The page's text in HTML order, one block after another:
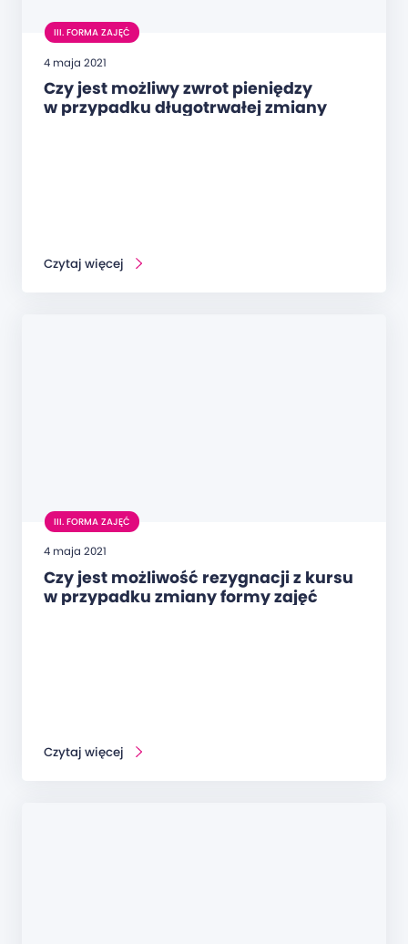
III. FORMA ZAJĘĆ
4 maja 2021
Czy jest możliwy zwrot pieniędzy
w przypadku długotrwałej zmiany
Czytaj więcej
III. FORMA ZAJĘĆ
4 maja 2021
Czy jest możliwość rezygnacji z kursu
w przypadku zmiany formy zajęć
Czytaj więcej